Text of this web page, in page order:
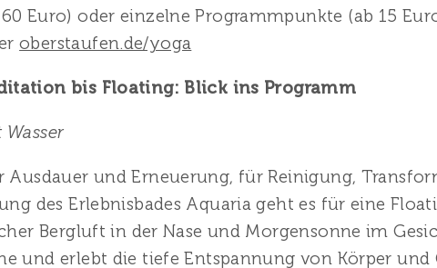
60 Euro) oder einzelne Programmpunkte (ab 15
oberstaufen.de/yoga
bis Floating: Blick ins Programm
Ausdauer und Erneuerung, für Reinigung,
des Erlebnisbades Aquaria geht es für eine
Bergluft in der Nase und Morgensonne im
und erlebt die tiefe Entspannung von Körper